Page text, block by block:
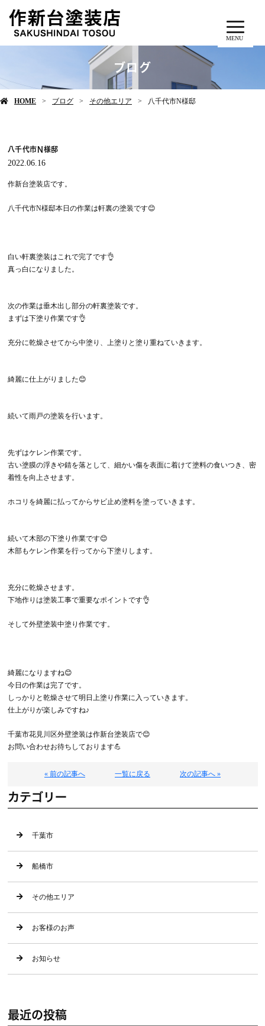
MENU
ブログ
HOME ブログ その他エリア 八千代市N様邸
八千代市N様邸
2022.06.16
作新台塗装店です。
八千代市N様邸本日の作業は軒裏の塗装です😊
白い軒裏塗装はこれで完了です👌
真っ白になりました。
次の作業は垂木出し部分の軒裏塗装です。
まずは下塗り作業です👌
充分に乾燥させてから中塗り、上塗りと塗り重ねていきます。
綺麗に仕上がりました😊
続いて雨戸の塗装を行います。
先ずはケレン作業です。
古い塗膜の浮きや錆を落として、細かい傷を表面に着けて塗料の食いつき、密
着性を向上させます。
ホコリを綺麗に払ってからサビ止め塗料を塗っていきます。
続いて木部の下塗り作業です😊
木部もケレン作業を行ってから下塗りします。
充分に乾燥させます。
下地作りは塗装工事で重要なポイントです👌
そして外壁塗装中塗り作業です。
綺麗になりますね😊
今日の作業は完了です。
しっかりと乾燥させて明日上塗り作業に入っていきます。
仕上がりが楽しみですね♪
千葉市花見川区外壁塗装は作新台塗装店で😊
お問い合わせお待ちしております💪
« 前の記事へ 一覧に戻る 次の記事へ »
カテゴリー
千葉市
船橋市
その他エリア
お客様のお声
お知らせ
最近の投稿